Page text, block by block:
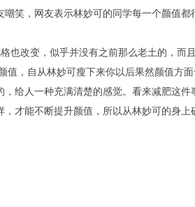
笑，网友表示林妙可的同学每一个颜值都
改变，似乎并没有之前那么老土的，而
，自从林妙可瘦下来你以后果然颜值方
给人一种充满清楚的感觉。看来减肥这件
才能不断提升颜值，所以从林妙可的身上